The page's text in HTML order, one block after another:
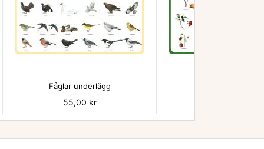

Fåglar underlägg
Pris
55,00 kr